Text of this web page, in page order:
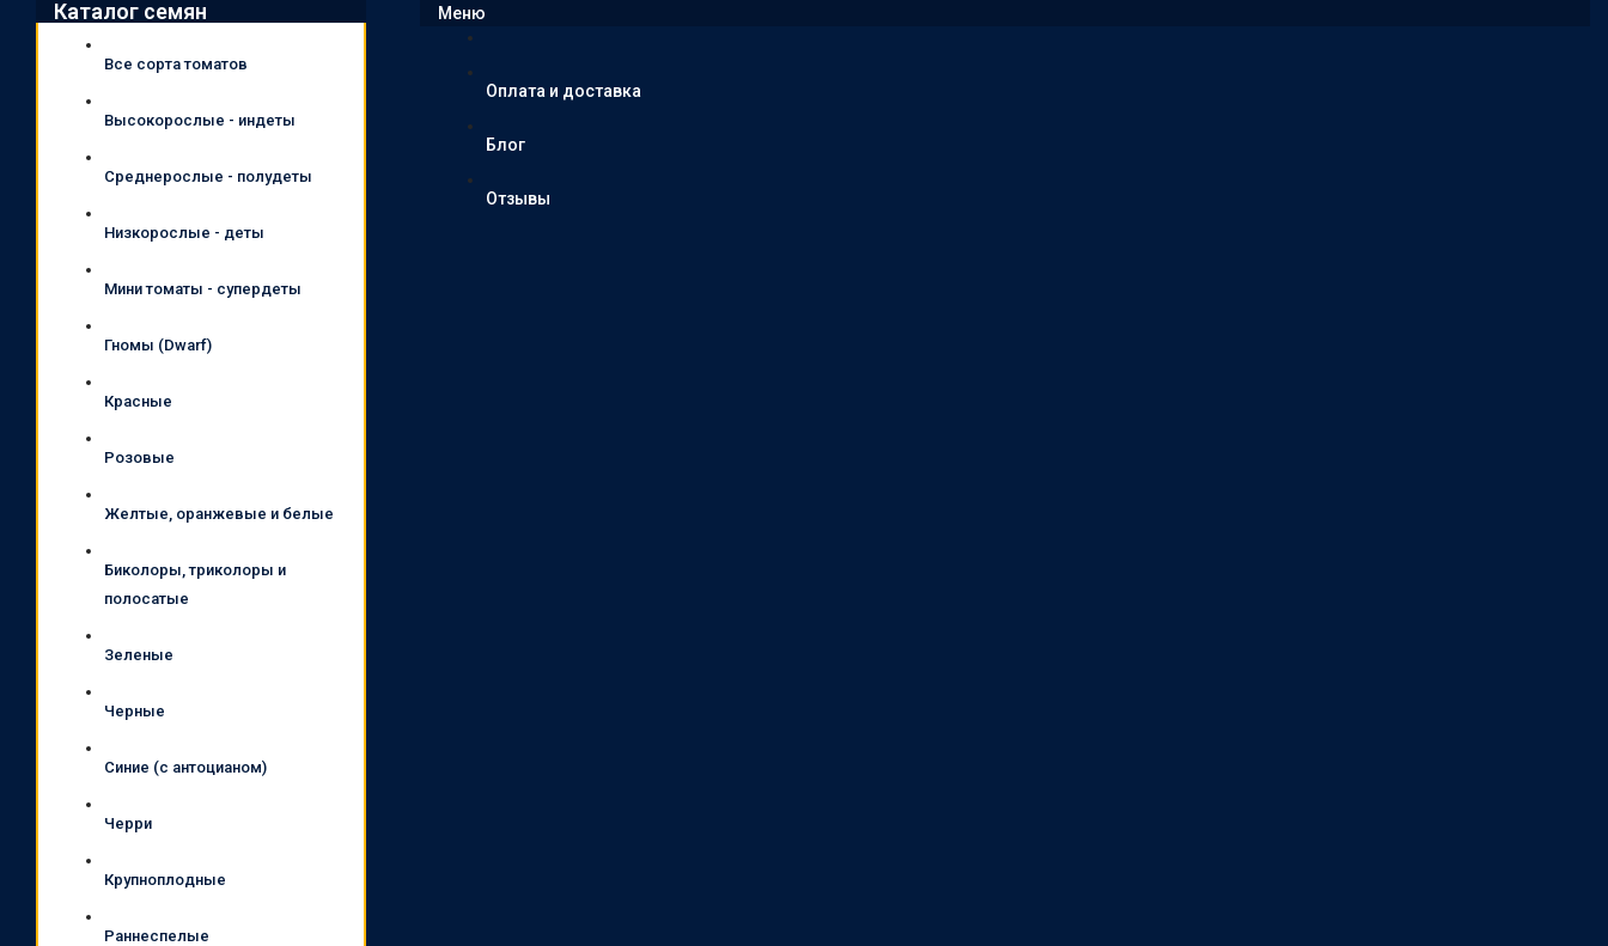
Каталог семян
Все сорта томатов
Высокорослые - индеты
Среднерослые - полудеты
Низкорослые - деты
Мини томаты - супердеты
Гномы (Dwarf)
Красные
Розовые
Желтые, оранжевые и белые
Биколоры, триколоры и
полосатые
Зеленые
Черные
Синие (с антоцианом)
Черри
Крупноплодные
Раннеспелые
Меню
Оплата и доставка
Блог
Отзывы